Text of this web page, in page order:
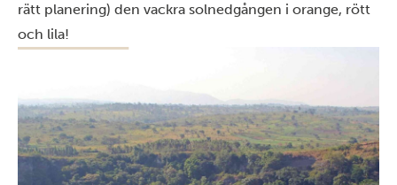
rätt planering) den vackra solnedgången i orange, rött
och lila!